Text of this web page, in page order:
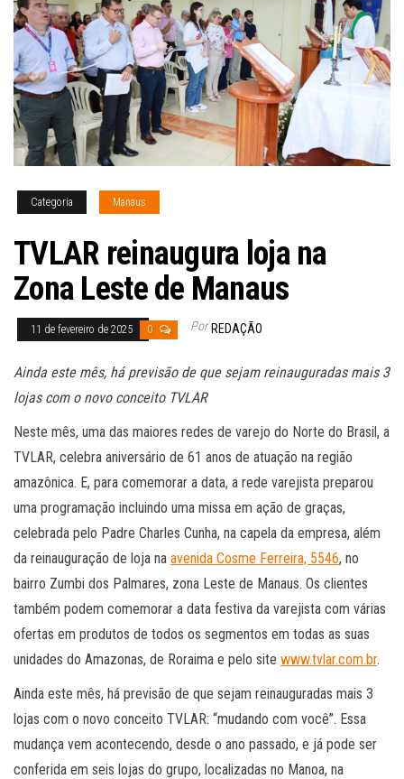
Categoria Manaus
TVLAR reinaugura loja na
Zona Leste de Manaus
11 de fevereiro de 2025 0 Por REDAÇÃO
Ainda este mês, há previsão de que sejam reinauguradas mais 3
lojas com o novo conceito TVLAR
Neste mês, uma das maiores redes de varejo do Norte do Brasil, a
TVLAR, celebra aniversário de 61 anos de atuação na região
amazônica. E, para comemorar a data, a rede varejista preparou
uma programação incluindo uma missa em ação de graças,
celebrada pelo Padre Charles Cunha, na capela da empresa, além
da reinauguração de loja na avenida Cosme Ferreira, 5546, no
bairro Zumbi dos Palmares, zona Leste de Manaus. Os clientes
também podem comemorar a data festiva da varejista com várias
ofertas em produtos de todos os segmentos em todas as suas
unidades do Amazonas, de Roraima e pelo site www.tvlar.com.br.
Ainda este mês, há previsão de que sejam reinauguradas mais 3
lojas com o novo conceito TVLAR: “mudando com você”. Essa
mudança vem acontecendo, desde o ano passado, e já pode ser
conferida em seis lojas do grupo, localizadas no Manoa, na